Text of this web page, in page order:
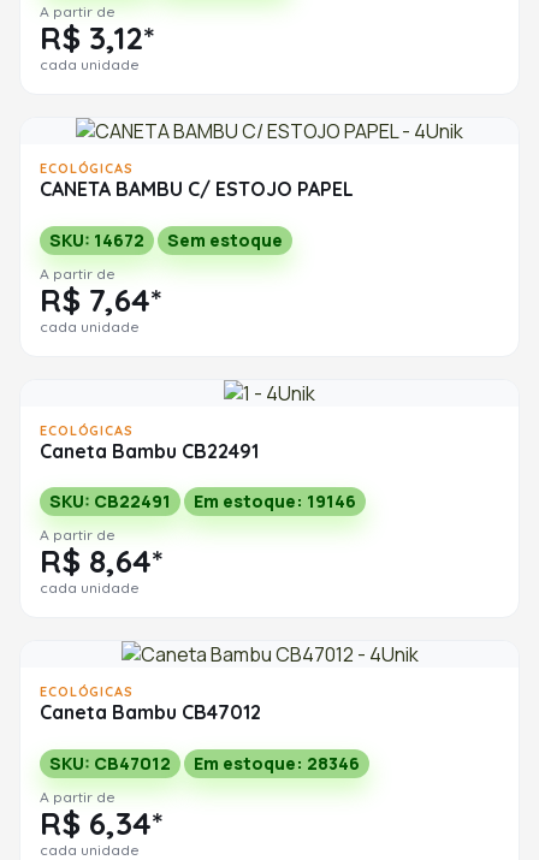
A partir de
R$ 3,12*
cada unidade
ECOLÓGICAS
CANETA BAMBU C/ ESTOJO PAPEL
SKU: 14672 Sem estoque
A partir de
R$ 7,64*
cada unidade
ECOLÓGICAS
Caneta Bambu CB22491
SKU: CB22491 Em estoque: 19146
A partir de
R$ 8,64*
cada unidade
ECOLÓGICAS
Caneta Bambu CB47012
SKU: CB47012 Em estoque: 28346
A partir de
R$ 6,34*
cada unidade